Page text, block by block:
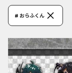
# おらふくん